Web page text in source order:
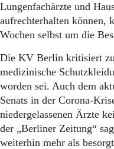
Lungenfachärzte und
aufrechterhalten können,
Wochen selbst um die
Die KV Berlin kritisiert
medizinische
worden sei. Auch dem
Senats in der Corona-
niedergelassenen Ärzte
der „Berliner Zeitung“
weiterhin mehr als